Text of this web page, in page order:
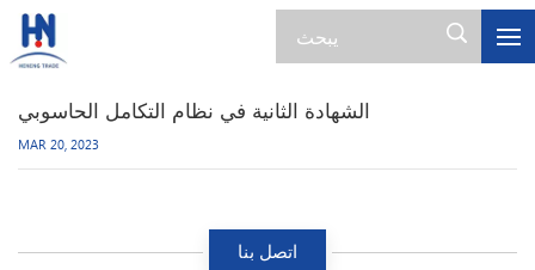
الشهادة الثانية في نظام التكامل الحاسوبي
MAR 20, 2023
اتصل بنا